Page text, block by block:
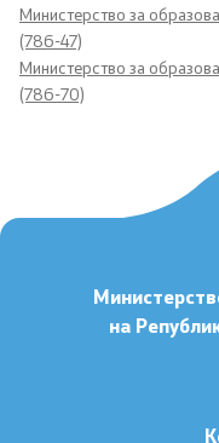
Конкурси - МОН
Стипендии - МОН
Енергетска
имплементирање
Министерство за
(786-47)
Министерство за
(786-70)
на